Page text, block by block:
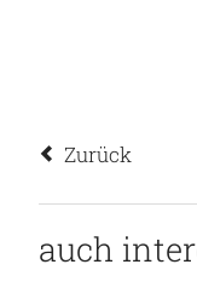
Zurück
auch